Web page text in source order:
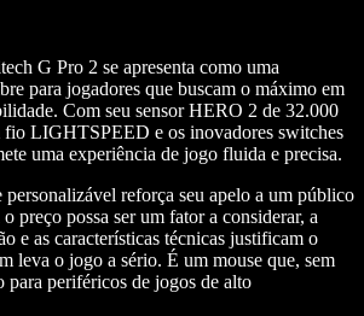
G Pro 2 se apresenta como uma
para jogadores que buscam o máximo em
Com seu sensor HERO 2 de 32.000
fio LIGHTSPEED e os inovadores switches
uma experiência de jogo fluida e precisa.
personalizável reforça seu apelo a um público
preço possa ser um fator a considerar, a
e as características técnicas justificam o
leva o jogo a sério. É um mouse que, sem
para periféricos de jogos de alto